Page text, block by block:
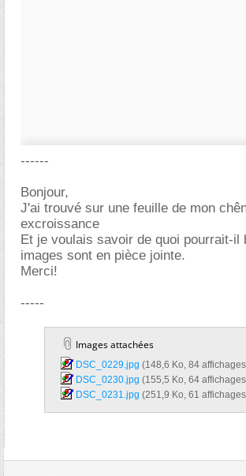
------
Bonjour,
J'ai trouvé sur une feuille de mon
excroissance
Et je voulais savoir de quoi pourrait-il
images sont en pièce jointe.
Merci!
-----
Images attachées
DSC_0229.jpg‎ (148,6 Ko, 84
DSC_0230.jpg‎ (155,5 Ko, 64
DSC_0231.jpg‎ (251,9 Ko, 61